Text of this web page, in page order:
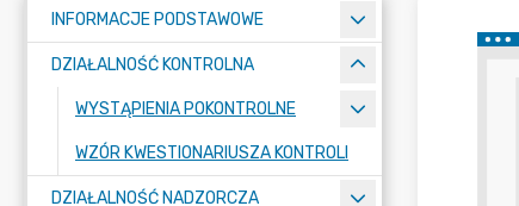
INFORMACJE PODSTAWOWE
DZIAŁALNOŚĆ KONTROLNA
WYSTĄPIENIA POKONTROLNE
WZÓR KWESTIONARIUSZA KONTROLI
DZIAŁALNOŚĆ NADZORCZA